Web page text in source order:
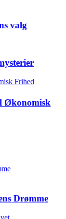
valg
Økonomisk
Drømme